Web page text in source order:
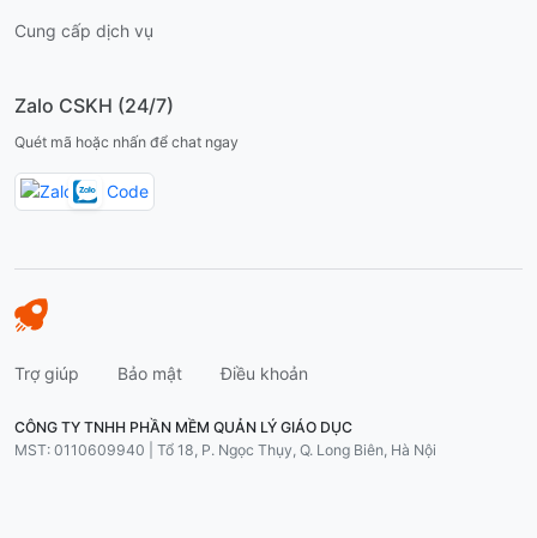
Cung cấp dịch vụ
Zalo CSKH (24/7)
Quét mã hoặc nhấn để chat ngay
Trợ giúp Bảo mật Điều khoản
CÔNG TY TNHH PHẦN MỀM QUẢN LÝ GIÁO DỤC
MST: 0110609940 | Tổ 18, P. Ngọc Thụy, Q. Long Biên, Hà Nội